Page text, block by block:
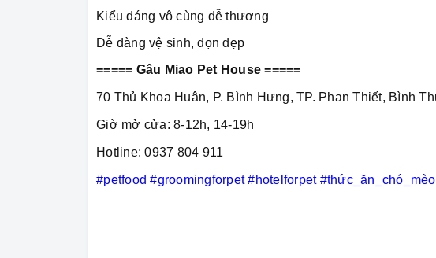
Kiểu dáng vô cùng dễ thương
Dễ dàng vệ sinh, dọn dẹp
===== Gâu Miao Pet House =====
70 Thủ Khoa Huân, P. Bình Hưng, TP. Phan Thiết, Bình
Giờ mở cửa: 8-12h, 14-19h
Hotline: 0937 804 911
#petfood #groomingforpet #hotelforpet #thức_ăn_chó_mèo